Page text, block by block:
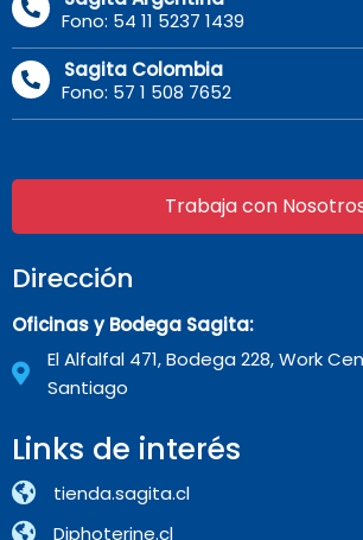
Fono: 54 11 5237 1439
Sagita Colombia
Fono: 57 1 508 7652
Trabaja con
Dirección
Oficinas y Bodega Sagita:
El Alfalfal 471, Bodega 228, Work
Santiago
Links de interés
tienda.sagita.cl
Diphoterine.cl